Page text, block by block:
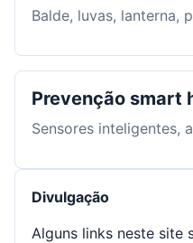
Balde, luvas, lanterna,
Prevenção smart
Sensores inteligentes,
Divulgação
Alguns links neste site